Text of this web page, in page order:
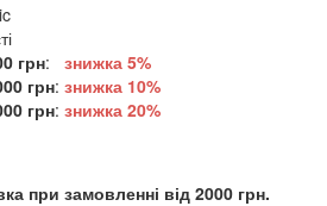
грн:
знижка 5%
грн: знижка 10%
грн: знижка 20%
при замовленні від 2000 грн.